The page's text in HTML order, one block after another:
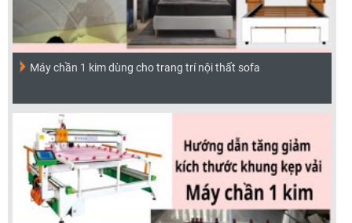
Máy chần 1 kim dùng cho trang trí nội thất sofa